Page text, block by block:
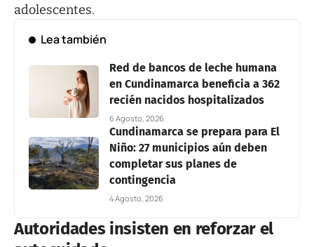
adolescentes.
Lea también
Red de bancos de leche humana
en Cundinamarca beneficia a 362
recién nacidos hospitalizados
6 Agosto, 2026
Cundinamarca se prepara para El
Niño: 27 municipios aún deben
completar sus planes de
contingencia
4 Agosto, 2026
Autoridades insisten en reforzar el